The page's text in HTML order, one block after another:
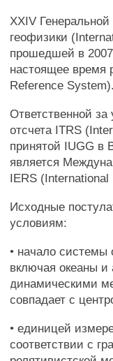
XXIV
геофизики
прошедшей в
настоящее время
Reference System).
Ответственной
отсчета ITRS
принятой IUGG в
является
IERS
Исходные
условиям:
• начало системы
включая океаны и
динамическими
совпадает с
• единицей
соответствии с